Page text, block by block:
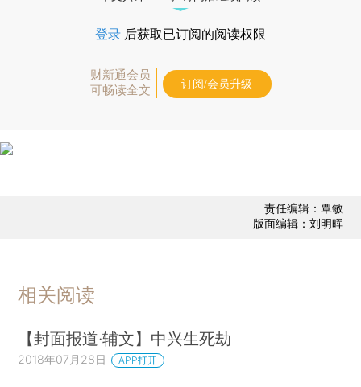
登录 后获取已订阅的阅读权限
财新通会员
可畅读全文
订阅/会员升级
责任编辑：覃敏
版面编辑：刘明晖
相关阅读
【封面报道·辅文】中兴生死劫
2018年07月28日 APP打开